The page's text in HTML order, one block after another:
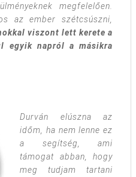
megfelelően.
az ember szétcsúszni,
viszont lett kerete a
egyik napról a másikra
Durván elúszna az
időm, ha nem lenne ez
a segítség, ami
támogat abban, hogy
meg tudjam tartani